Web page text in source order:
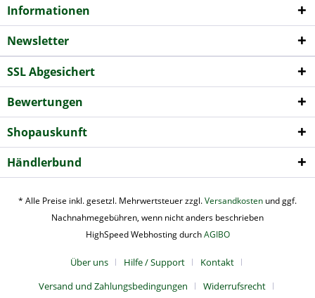
Informationen
Newsletter
SSL Abgesichert
Bewertungen
Shopauskunft
Händlerbund
* Alle Preise inkl. gesetzl. Mehrwertsteuer zzgl.Versandkosten und ggf.
Nachnahmegebühren, wenn nicht anders beschrieben
HighSpeed Webhosting durchAGIBO
Über uns Hilfe / Support
Kontakt
Versand und Zahlungsbedingungen
Widerrufsrecht